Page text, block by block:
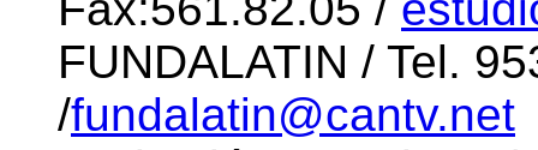
FUNDALATIN / Tel.
/fundalatin@cantv.net